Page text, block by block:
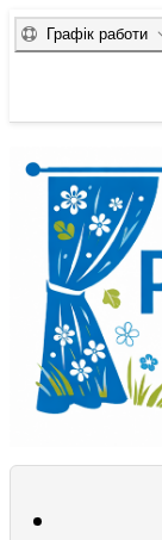
Графік работи